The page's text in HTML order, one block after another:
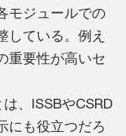
モジュールでの
している。例え
重要性が高いセ
、ISSBやCSRD
にも役立つだろ